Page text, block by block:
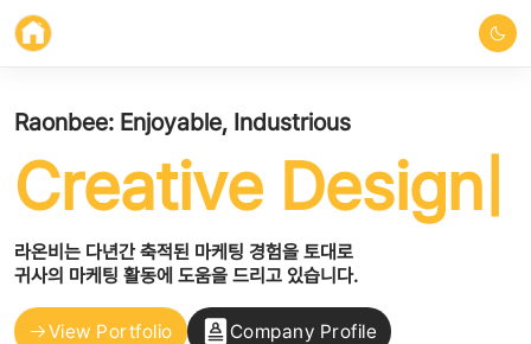
Raonbee: Enjoyable, Industrious
Creative Design
라온비는 다년간 축적된 마케팅 경험을 토대로
귀사의 마케팅 활동에 도움을 드리고 있습니다.
View Portfolio Company Profile